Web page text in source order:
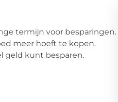
termijn voor besparingen.
meer hoeft te kopen.
geld kunt besparen.